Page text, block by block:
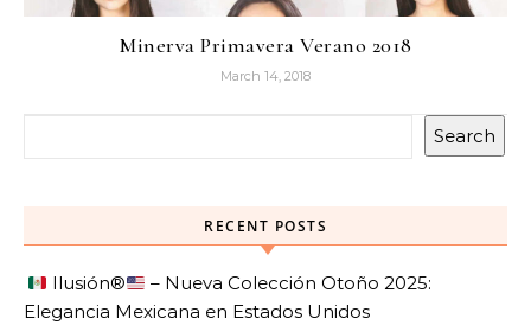
Minerva Primavera Verano 2018
March 14, 2018
Search
RECENT POSTS
Ilusión®️
– Nueva Colección Otoño 2025:
Elegancia Mexicana en Estados Unidos